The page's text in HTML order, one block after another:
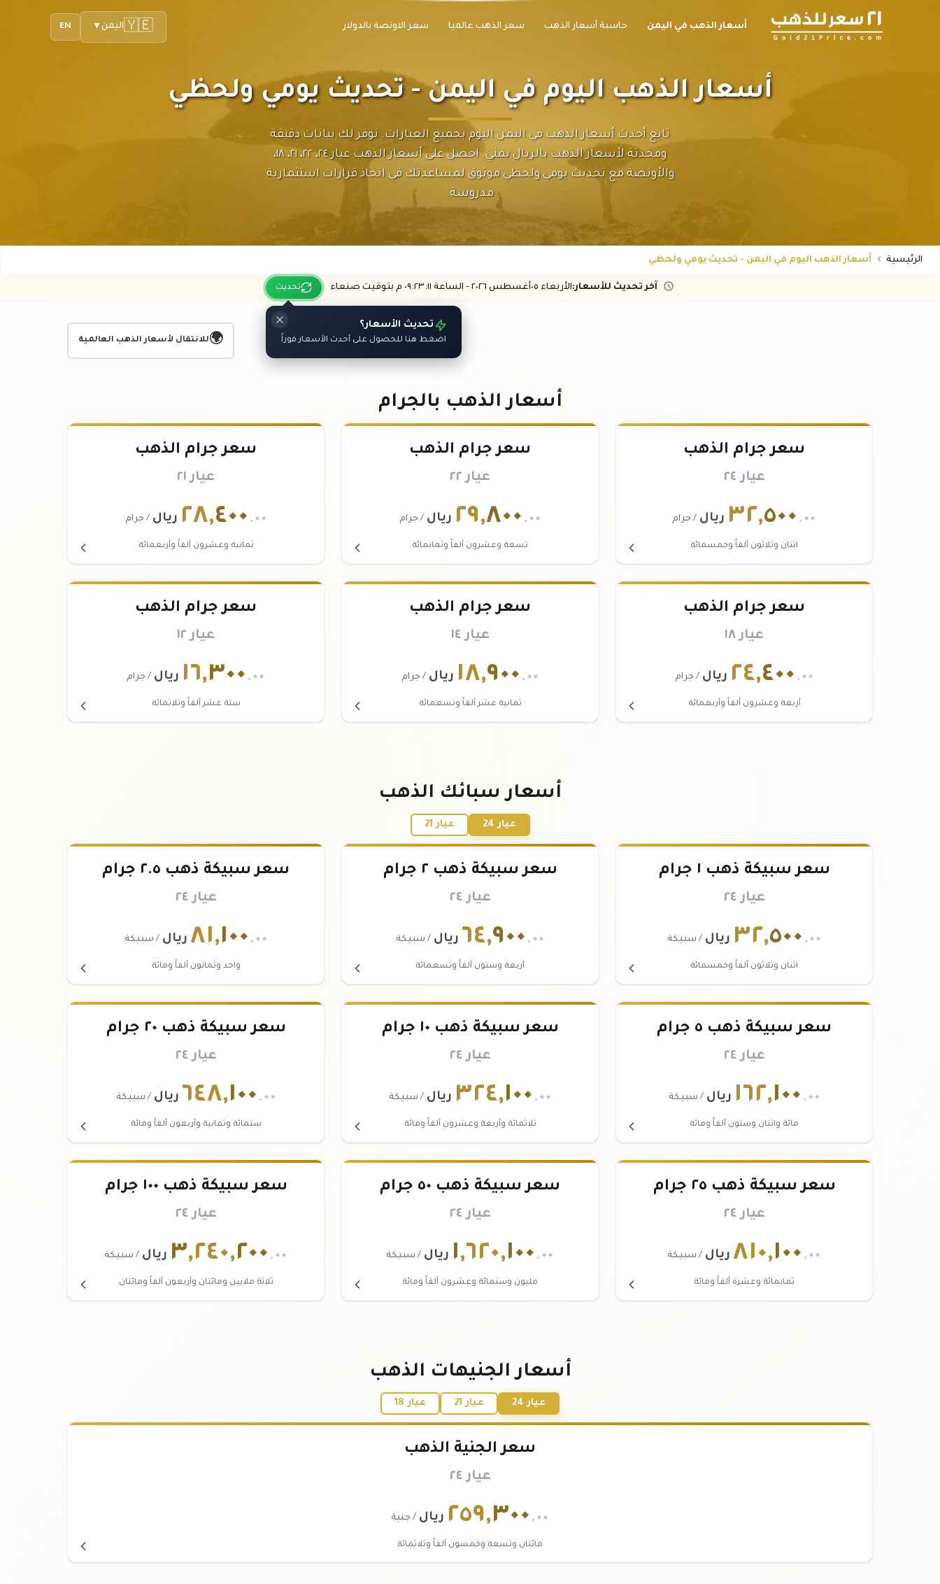
أسعار الذهب في اليمن حاسبة أسعار الذهب سعر الذهب عالميا سعر الاونصة بالدولار EN 🇾🇪اليمن ▼
أسعار الذهب اليوم في اليمن - تحديث يومي ولحظي
تابع أحدث أسعار الذهب في اليمن اليوم بجميع العيارات. نوفر لك بيانات دقيقة
ومحدثة لأسعار الذهب بالريال يمني. احصل على أسعار الذهب عيار ٢٤، ٢٢، ٢١، ١٨،
والأونصة مع تحديث يومي ولحظي موثوق لمساعدتك في اتخاذ قرارات استثمارية
مدروسة.
الرئيسية أسعار الذهب اليوم في اليمن - تحديث يومي ولحظي
آخر تحديث للأسعار:الأربعاء ٠٥ أغسطس ٢٠٢٦ - الساعة :١١ م بتوقيت صنعاء تحديث
تحديث الأسعار؟
اضغط هنا للحصول على أحدث الأسعار فوراً 🌍للانتقال لأسعار الذهب العالمية
أسعار الذهب بالجرام
سعر جرام الذهب
عيار ٢٤
٣٢,٥٠٠ .٠٠ ريال / جرام
اثنان وثلاثون ألفاً وخمسمائة
سعر جرام الذهب
عيار ٢٢
٢٩,٨٠٠ .٠٠ ريال / جرام
تسعة وعشرون ألفاً وثمانمائة
سعر جرام الذهب
عيار ٢١
٢٨,٤٠٠ .٠٠ ريال / جرام
ثمانية وعشرون ألفاً وأربعمائة
سعر جرام الذهب
عيار ١٨
٢٤,٤٠٠ .٠٠ ريال / جرام
أربعة وعشرون ألفاً وأربعمائة
سعر جرام الذهب
عيار ١٤
١٨,٩٠٠ .٠٠ ريال / جرام
ثمانية عشر ألفاً وتسعمائة
سعر جرام الذهب
عيار ١٢
١٦,٣٠٠ .٠٠ ريال / جرام
ستة عشر ألفاً وثلاثمائة
أسعار سبائك الذهب
عيار 24 عيار 21
سعر سبيكة ذهب ١ جرام
عيار ٢٤
٣٢,٥٠٠ .٠٠ ريال / سبيكة
اثنان وثلاثون ألفاً وخمسمائة
سعر سبيكة ذهب ٢ جرام
عيار ٢٤
٦٤,٩٠٠ .٠٠ ريال / سبيكة
أربعة وستون ألفاً وتسعمائة
سعر سبيكة ذهب ٢.٥ جرام
عيار ٢٤
٨١,١٠٠ .٠٠ ريال / سبيكة
واحد وثمانون ألفاً ومائة
سعر سبيكة ذهب ٥ جرام
عيار ٢٤
١٦٢,١٠٠ .٠٠ ريال / سبيكة
مائة واثنان وستون ألفاً ومائة
سعر سبيكة ذهب ١٠ جرام
عيار ٢٤
٣٢٤,١٠٠ .٠٠ ريال / سبيكة
ثلاثمائة وأربعة وعشرون ألفاً ومائة
سعر سبيكة ذهب ٢٠ جرام
عيار ٢٤
٦٤٨,١٠٠ .٠٠ ريال / سبيكة
ستمائة وثمانية وأربعون ألفاً ومائة
سعر سبيكة ذهب ٢٥ جرام
عيار ٢٤
٨١٠,١٠٠ .٠٠ ريال / سبيكة
ثمانمائة وعشرة ألفاً ومائة
سعر سبيكة ذهب ٥٠ جرام
عيار ٢٤
١,٦٢٠,١٠٠ .٠٠ ريال / سبيكة
مليون وستمائة وعشرون ألفاً ومائة
سعر سبيكة ذهب ١٠٠ جرام
عيار ٢٤
٣,٢٤٠,٢٠٠ .٠٠ ريال / سبيكة
ثلاثة ملايين ومائتان وأربعون ألفاً ومائتان
أسعار الجنيهات الذهب
عيار 24 عيار 21 عيار 18
سعر الجنية الذهب
عيار ٢٤
٢٥٩,٣٠٠ .٠٠ ريال / جنية
مائتان وتسعة وخمسون ألفاً وثلاثمائة